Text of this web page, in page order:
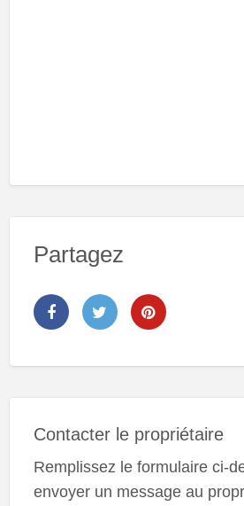
Partagez
Contacter le propriétaire
Remplissez le formulaire ci-
envoyer un message au